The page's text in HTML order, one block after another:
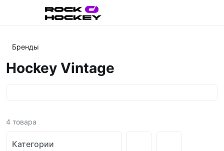
Бренды
Hockey Vintage
4 товара
Категории